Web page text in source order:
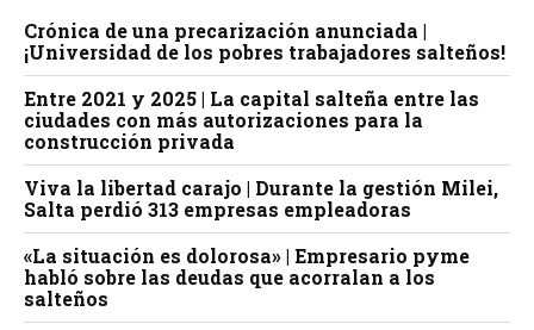
Crónica de una precarización anunciada |
¡Universidad de los pobres trabajadores salteños!
Entre 2021 y 2025 | La capital salteña entre las
ciudades con más autorizaciones para la
construcción privada
Viva la libertad carajo | Durante la gestión Milei,
Salta perdió 313 empresas empleadoras
«La situación es dolorosa» | Empresario pyme
habló sobre las deudas que acorralan a los
salteños